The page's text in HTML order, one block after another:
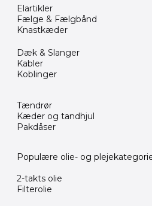
Elartikler
Fælge & Fælgbånd
Knastkæder
Dæk & Slanger
Kabler
Koblinger
Tændrør
Kæder og tandhjul
Pakdåser
Populære olie- og
2-takts olie
Filterolie